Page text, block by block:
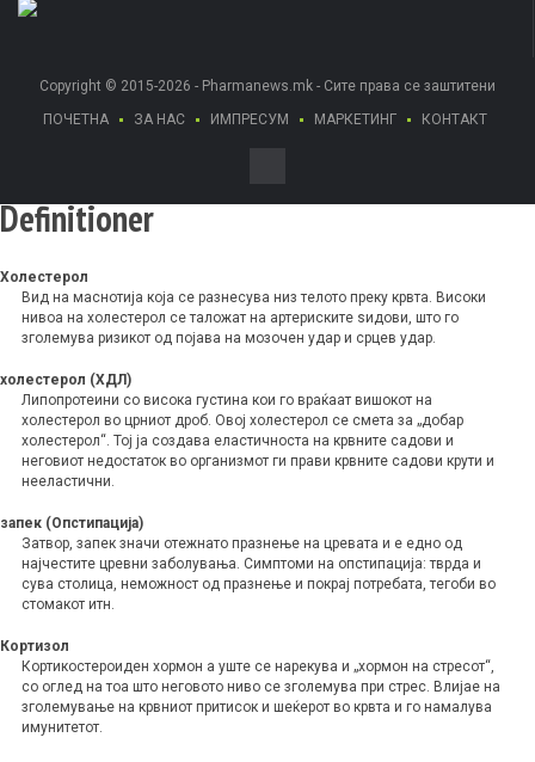
Copyright © 2015-2026 - Pharmanews.mk - Сите права се заштитени
ПОЧЕТНА
ЗА НАС ИМПРЕСУМ МАРКЕТИНГ КОНТАКТ
Definitioner
Холестерол
Вид на маснотија која се разнесува низ телото преку крвта. Високи
нивоа на холестерол се таложат на артериските ѕидови, што го
зголемува ризикот од појава на мозочен удар и срцев удар.
холестерол (ХДЛ)
Липопротеини со висока густина кои го враќаат вишокот на
холестерол во црниот дроб. Овој холестерол се смета за „добар
холестерол“. Тој ја создава еластичноста на крвните садови и
неговиот недостаток во организмот ги прави крвните садови крути и
нееластични.
запек (Опстипација)
Затвор, запек значи отежнато празнење на цревата и е едно од
најчестите цревни заболувања. Симптоми на опстипација: тврда и
сува столица, неможност од празнење и покрај потребата, тегоби во
стомакот итн.
Кортизол
Кортикостероиден хормон а уште се нарекува и „хормон на стресот“,
со оглед на тоа што неговото ниво се зголемува при стрес. Влијае на
зголемување на крвниот притисок и шеќерот во крвта и го намалува
имунитетот.